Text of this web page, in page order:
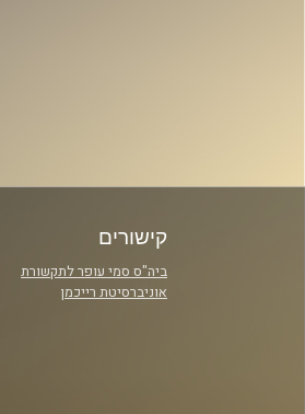
קישורים
ביה"ס סמי עופר לתקשורת
אוניברסיטת רייכמן